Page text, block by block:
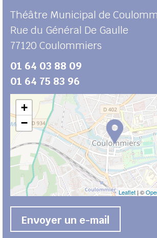
Théâtre Municipal de
Rue du Général De Gaulle
77120 Coulommiers
01 64 03 88 09
01 64 75 83 96
+
−
Leaflet | ©
Envoyer un e-mail